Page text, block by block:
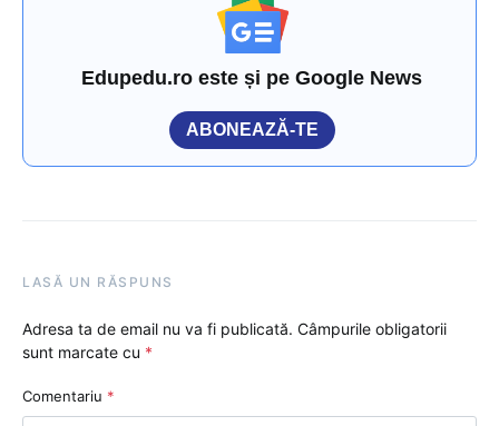
Edupedu.ro este și pe Google News
ABONEAZĂ-TE
LASĂ UN RĂSPUNS
Adresa ta de email nu va fi publicată. Câmpurile obligatorii
sunt marcate cu *
Comentariu *